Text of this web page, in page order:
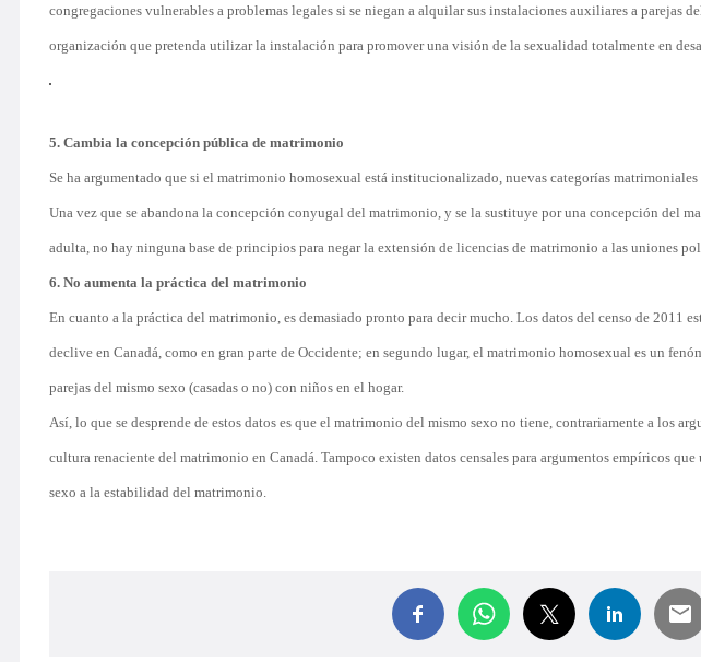
congregaciones vulnerables a problemas legales si se niegan a alquilar sus instalaciones auxiliares a parejas
organización que pretenda utilizar la instalación para promover una visión de la sexualidad totalmente en
5. Cambia la concepción pública de matrimonio
Se ha argumentado que si el matrimonio homosexual está institucionalizado, nuevas categorías matrimoniales
Una vez que se abandona la concepción conyugal del matrimonio, y se la sustituye por una concepción del
adulta, no hay ninguna base de principios para negar la extensión de licencias de matrimonio a las uniones
6. No aumenta la práctica del matrimonio
En cuanto a la práctica del matrimonio, es demasiado pronto para decir mucho. Los datos del censo de 2011
declive en Canadá, como en gran parte de Occidente; en segundo lugar, el matrimonio homosexual es un
parejas del mismo sexo (casadas o no) con niños en el hogar.
Así, lo que se desprende de estos datos es que el matrimonio del mismo sexo no tiene, contrariamente a los
cultura renaciente del matrimonio en Canadá. Tampoco existen datos censales para argumentos empíricos
sexo a la estabilidad del matrimonio.